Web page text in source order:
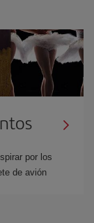
por los
de avión